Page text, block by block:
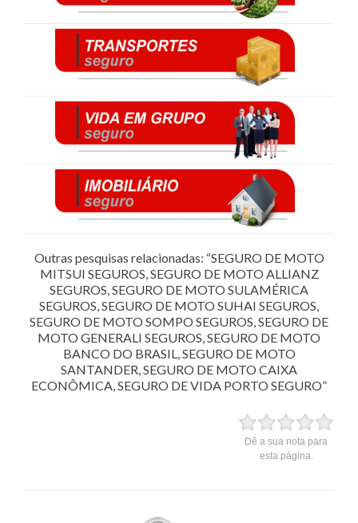
Outras pesquisas relacionadas: “SEGURO DE MOTO
MITSUI SEGUROS, SEGURO DE MOTO ALLIANZ
SEGUROS, SEGURO DE MOTO SULAMÉRICA
SEGUROS, SEGURO DE MOTO SUHAI SEGUROS,
SEGURO DE MOTO SOMPO SEGUROS, SEGURO DE
MOTO GENERALI SEGUROS, SEGURO DE MOTO
BANCO DO BRASIL, SEGURO DE MOTO
SANTANDER, SEGURO DE MOTO CAIXA
ECONÔMICA, SEGURO DE VIDA PORTO SEGURO”
Dê a sua nota para
esta página.